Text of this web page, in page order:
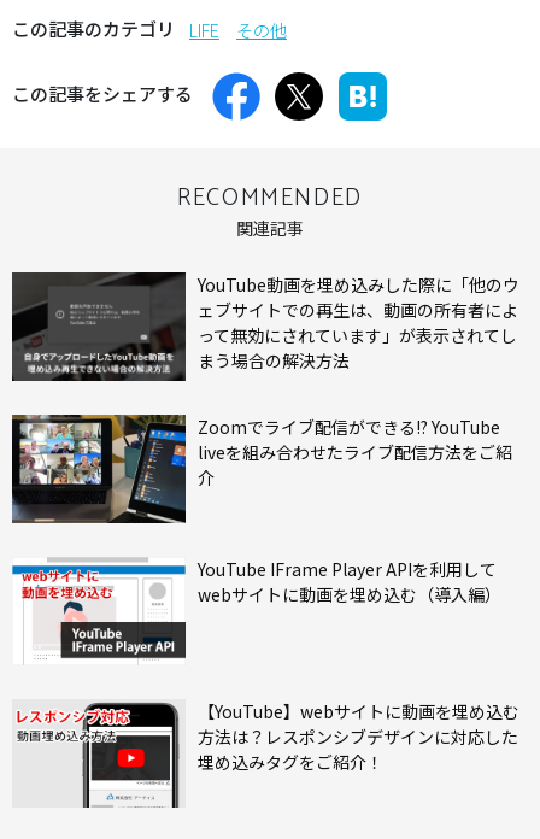
この記事のカテゴリ LIFE その他
この記事をシェアする
RECOMMENDED
関連記事
YouTube動画を埋め込みした際に「他のウ
ェブサイトでの再生は、動画の所有者によ
って無効にされています」が表示されてし
まう場合の解決方法
Zoomでライブ配信ができる!? YouTube
liveを組み合わせたライブ配信方法をご紹
介
YouTube IFrame Player APIを利用して
webサイトに動画を埋め込む（導入編）
【YouTube】webサイトに動画を埋め込む
方法は？レスポンシブデザインに対応した
埋め込みタグをご紹介！